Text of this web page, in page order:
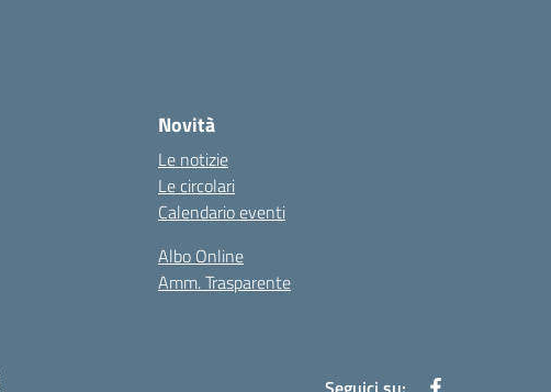
Novità
Le notizie
Le circolari
Calendario eventi
Albo Online
Amm. Trasparente